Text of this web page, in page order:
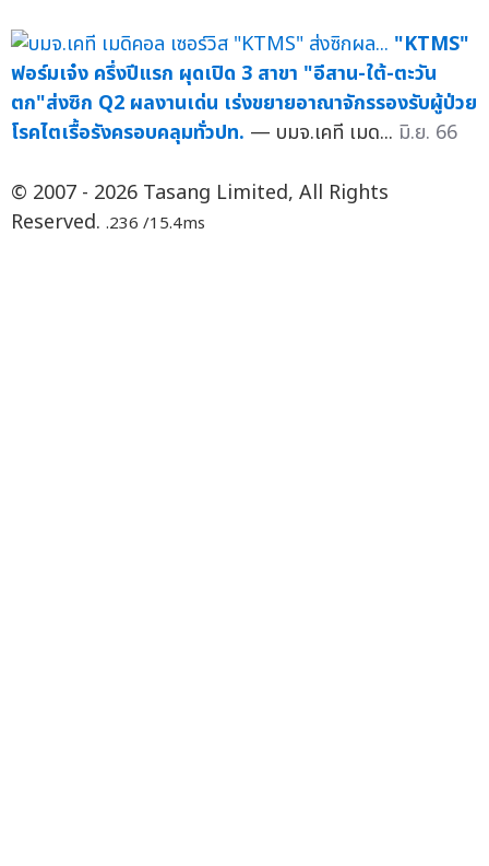
"KTMS"
ฟอร์มเจ๋ง ครึ่งปีแรก ผุดเปิด 3 สาขา "อีสาน-ใต้-ตะวัน
ตก"ส่งซิก Q2 ผลงานเด่น เร่งขยายอาณาจักรรองรับผู้ป่วย
โรคไตเรื้อรังครอบคลุมทั่วปท. — บมจ.เคที เมด... มิ.ย. 66
© 2007 - 2026 Tasang Limited, All Rights
Reserved. .236 /15.4ms